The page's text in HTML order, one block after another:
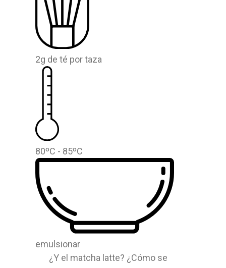
2g de té por taza
80ºC - 85ºC
emulsionar
¿Y el matcha latte? ¿Cómo se